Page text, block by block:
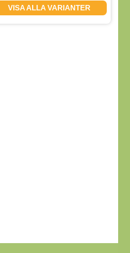
VISA ALLA VARIANTER